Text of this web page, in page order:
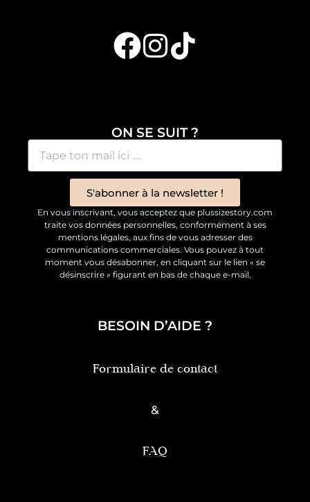
ON SE SUIT ?
S'abonner à la newsletter !
En vous inscrivant, vous acceptez que plussizestory.com
traite vos données personnelles, conformément à ses
mentions légales, aux fins de vous adresser des
communications commerciales. Vous pouvez à tout
moment vous désabonner, en cliquant sur le lien « se
désinscrire » figurant en bas de chaque e-mail.
BESOIN D’AIDE ?
Formulaire de contact
&
FAQ